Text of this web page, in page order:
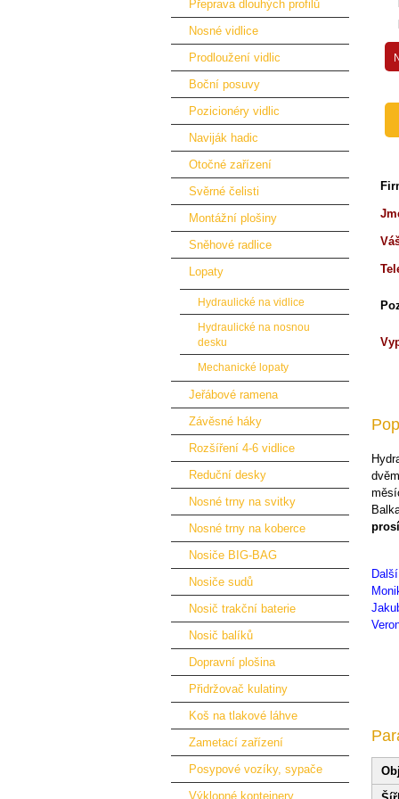
Přeprava dlouhých profilů
Nosné vidlice
Prodloužení vidlic
Boční posuvy
Pozicionéry vidlic
Naviják hadic
Otočné zařízení
Svěrné čelisti
Montážní plošiny
Sněhové radlice
Lopaty
Hydraulické na vidlice
Hydraulické na nosnou
desku
Mechanické lopaty
Jeřábové ramena
Závěsné háky
Rozšíření 4-6 vidlice
Reduční desky
Nosné trny na svitky
Nosné trny na koberce
Nosiče BIG-BAG
Nosiče sudů
Nosič trakční baterie
Nosič balíků
Dopravní plošina
Přidržovač kulatiny
Koš na tlakové láhve
Zametací zařízení
Posypové vozíky, sypače
Výklopné kontejnery